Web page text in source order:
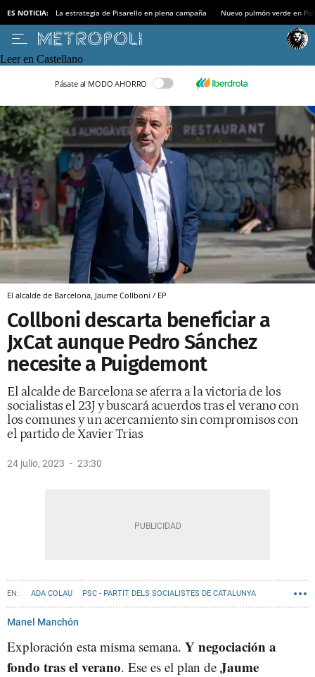
ES NOTICIA: La estrategia de Pisarello en plena campaña Nuevo pulmón verde en
Leer en Castellano
Pásate al MODO AHORRO
El alcalde de Barcelona, Jaume Collboni / EP
Collboni descarta beneficiar a
JxCat aunque Pedro Sánchez
necesite a Puigdemont
El alcalde de Barcelona se aferra a la victoria de los
socialistas el 23J y buscará acuerdos tras el verano con
los comunes y un acercamiento sin compromisos con
el partido de Xavier Trias
24 julio, 2023 23:30
ADA COLAU PSC - PARTIT DELS SOCIALISTES DE CATALUNYA
BARCELONA EN COMÚ
JAUME COLLBONI XAVIER TRIAS
Manel Manchón
Exploración esta misma semana. Y negociación a
fondo tras el verano. Ese es el plan de Jaume